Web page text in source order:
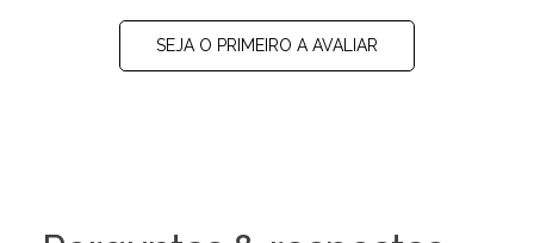
SEJA O PRIMEIRO A AVALIAR